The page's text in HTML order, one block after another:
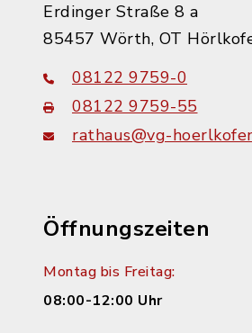
Erdinger Straße 8 a
85457 Wörth, OT
08122 9759-0
08122 9759-55
rathaus@vg-
Öffnungszeiten
Montag bis Freitag:
08:00-12:00 Uhr